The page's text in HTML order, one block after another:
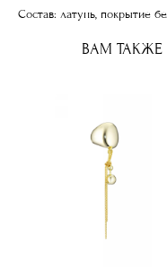
Состав: латунь, покрытие
ВАМ ТАКЖЕ